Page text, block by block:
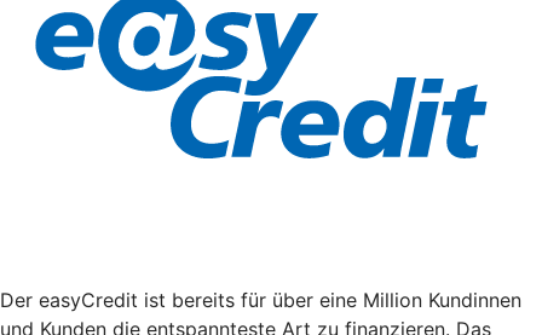
Der easyCredit ist bereits für über eine Million Kundinnen
und Kunden die entspannteste Art zu finanzieren. Das